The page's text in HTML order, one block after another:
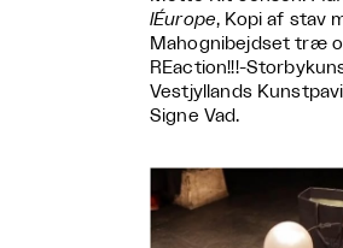
lÉurope, Kopi af stav
Mahognibejdset træ
REaction!!!-
Vestjyllands
Signe Vad.